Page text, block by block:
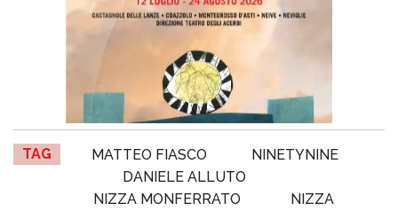
TAG MATTEO FIASCO
NINETYNINE
DANIELE ALLUTO
NIZZA MONFERRATO
NIZZA